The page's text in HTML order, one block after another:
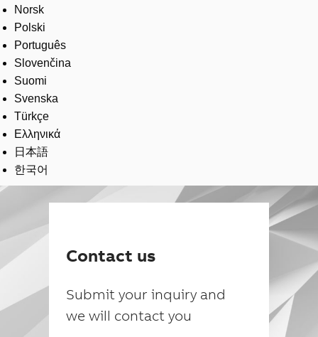
Norsk
Polski
Português
Slovenčina
Suomi
Svenska
Türkçe
Ελληνικά
日本語
한국어
Contact us
Submit your inquiry and
we will contact you